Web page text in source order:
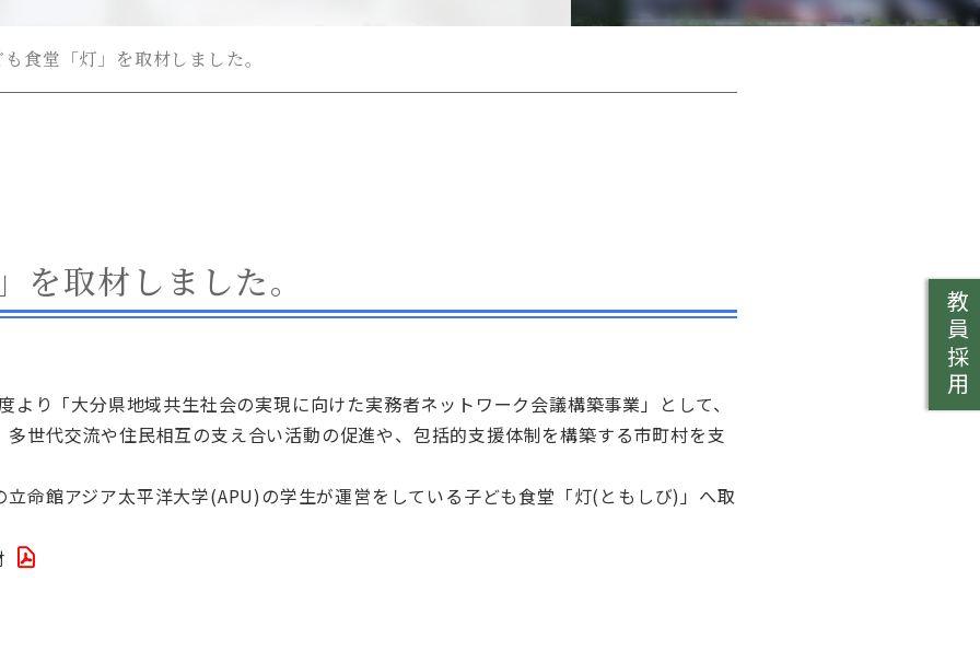
食堂「灯」を取材しました。
を取材しました。
より「大分県地域共生社会の実現に向けた実務者ネットワーク会議構築事業」として、
世代交流や住民相互の支え合い活動の促進や、包括的支援体制を構築する市町村を支
命館アジア太平洋大学(APU)の学生が運営をしている子ども食堂「灯(ともしび)」へ取
教員採用